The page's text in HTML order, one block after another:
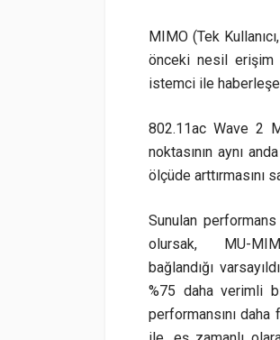
MIMO (Tek
önceki nesil erişim
istemci ile
802.11ac Wave 2
noktasının aynı
ölçüde arttırmasını
Sunulan
olursak, MU-
bağlandığı
%75 daha verimli
performansını